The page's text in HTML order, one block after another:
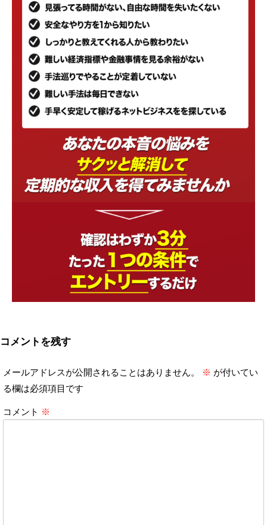
コメントを残す
メールアドレスが公開されることはありません。 ※ が付いてい
る欄は必須項目です
コメント ※